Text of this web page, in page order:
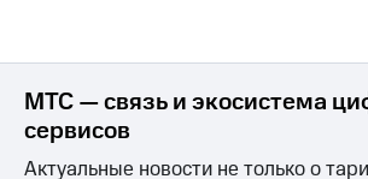
МТС — связь и экосистема
сервисов
Актуальные новости не только о